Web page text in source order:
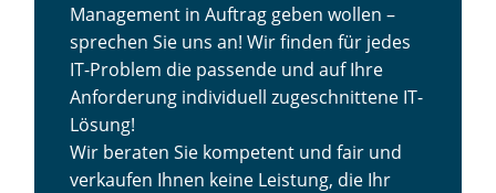
Management in Auftrag geben wollen –
sprechen Sie uns an! Wir finden für jedes
IT-Problem die passende und auf Ihre
Anforderung individuell zugeschnittene IT-
Lösung!
Wir beraten Sie kompetent und fair und
verkaufen Ihnen keine Leistung, die Ihr